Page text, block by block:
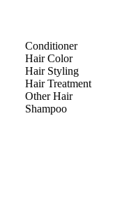
Conditioner
Hair Color
Hair Styling
Hair Treatment
Other Hair
Shampoo